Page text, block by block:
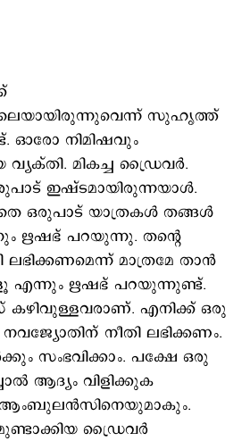
സുഹൃത്ത്
ഓരോ നിമിഷവും
മികച്ച ഡ്രൈവര്‍.
ഇഷ്ടമായിരുന്നയാള്‍‌.
ഒരുപാട് യാത്രകള്‍ തങ്ങള്‍
ഋഷഭ് പറയുന്നു. തന്‍റെ
മാത്രമേ താൻ
എന്നും ഋഷഭ് പറയുന്നുണ്ട്.
എനിക്ക് ഒരു
നീതി ലഭിക്കണം.
സംഭവിക്കാം. പക്ഷേ ഒരു
ആദ്യം വിളിക്കുക
ഡ്രൈവര്‍